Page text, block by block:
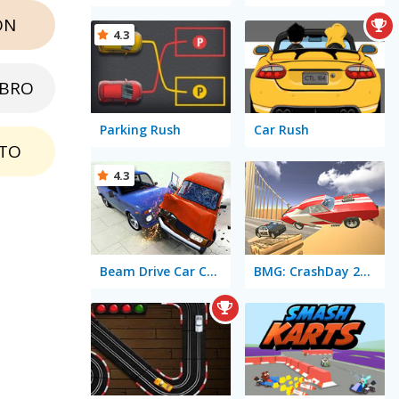
Parking Rush
4.3
Car Rush
Beam Drive Car Crash Test Simulator
4.3
BMG: CrashDay 2025